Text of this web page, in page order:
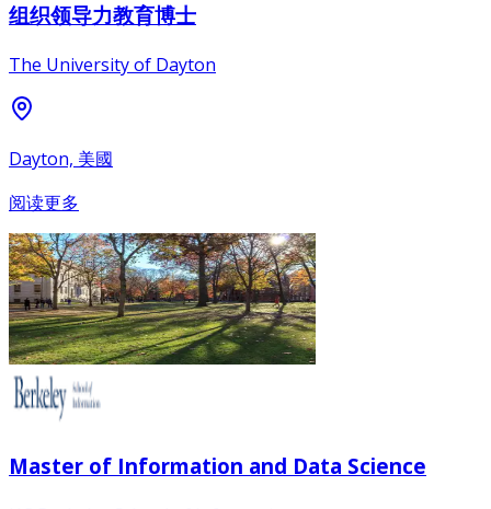
组织领导力教育博士
The University of Dayton
Dayton, 美國
阅读更多
Master of Information and Data Science